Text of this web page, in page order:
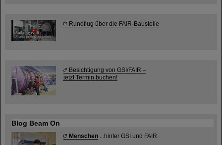
Rundflug über die FAIR-Baustelle
Besichtigung von GSI/FAIR –
jetzt Termin buchen!
Blog Beam On
Menschen ...hinter GSI und FAIR.